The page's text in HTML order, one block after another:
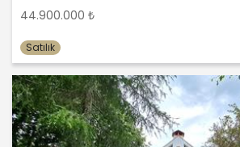
güvenlik numarası, sürücü
adresi, e-posta adresi,
numarası, faks numarası,
fotoğrafı, videosu, genetik
grubu, kriminal geçmişi ve
bilgileri gibi kişinin belirli
belirlenebilir olmasını
44.900.000 ₺
Satılık